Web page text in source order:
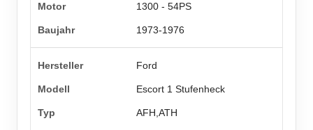
1300 - 54PS
1973-1976
Ford
Escort 1 Stufenheck
AFH,ATH